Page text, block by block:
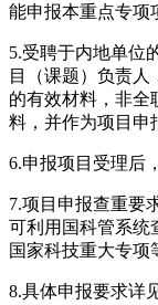
能申报本重点专项
5.受聘于内地单位
目（课题）负责
的有效材料，非全
料，并作为项目申
6.申报项目受理后
7.项目申报查重要
可利用国科管系
国家科技重大专项
8.具体申报要求详